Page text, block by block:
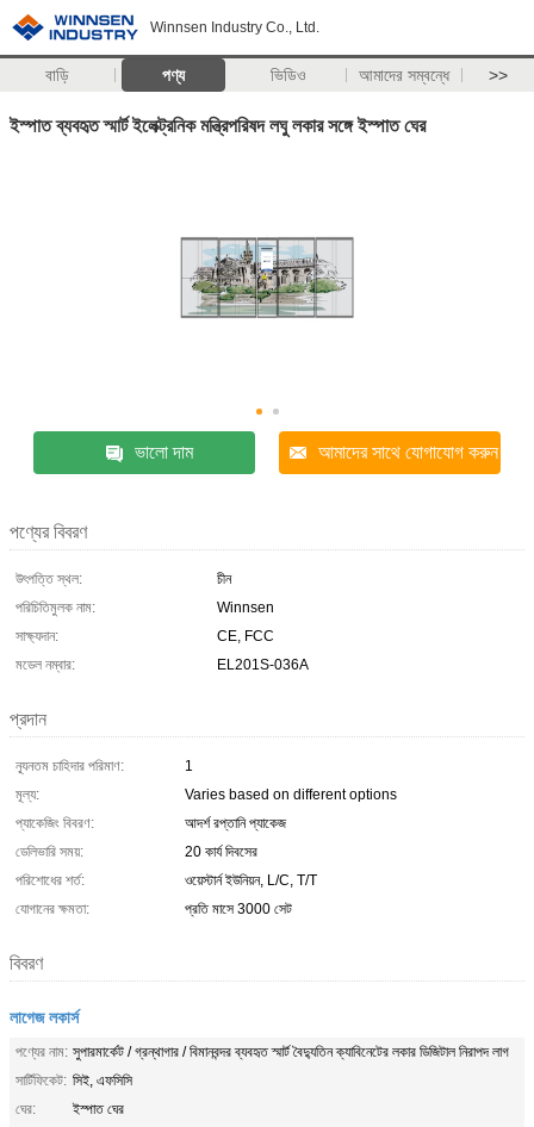
Winnsen Industry Co., Ltd.
বাড়ি পণ্য ভিডিও আমাদের সম্বন্ধে >>
ইস্পাত ব্যবহৃত স্মার্ট ইলেক্ট্রনিক মন্ত্রিপরিষদ লঘু লকার সঙ্গে ইস্পাত ঘের
ভালো দাম আমাদের সাথে যোগাযোগ করুন
পণ্যের বিবরণ
উৎপত্তি স্থল:
চীন
পরিচিতিমুলক নাম:
Winnsen
সাক্ষ্যদান:
CE, FCC
মডেল নম্বার:
EL201S-036A
প্রদান
ন্যূনতম চাহিদার পরিমাণ:
1
মূল্য:
Varies based on different options
প্যাকেজিং বিবরণ:
আদর্শ রপ্তানি প্যাকেজ
ডেলিভারি সময়:
20 কার্য দিবসের
পরিশোধের শর্ত:
ওয়েস্টার্ন ইউনিয়ন, L/C, T/T
যোগানের ক্ষমতা:
প্রতি মাসে 3000 সেট
বিবরণ
লাগেজ লকার্স
পণ্যের নাম: সুপারমার্কেট / গ্রন্থাগার / বিমানবন্দর ব্যবহৃত স্মার্ট বৈদ্যুতিন ক্যাবিনেটের লকার ডিজিটাল নিরাপদ লাগ
সার্টিফিকেট: সিই, এফসিসি
ঘের:
ইস্পাত ঘের